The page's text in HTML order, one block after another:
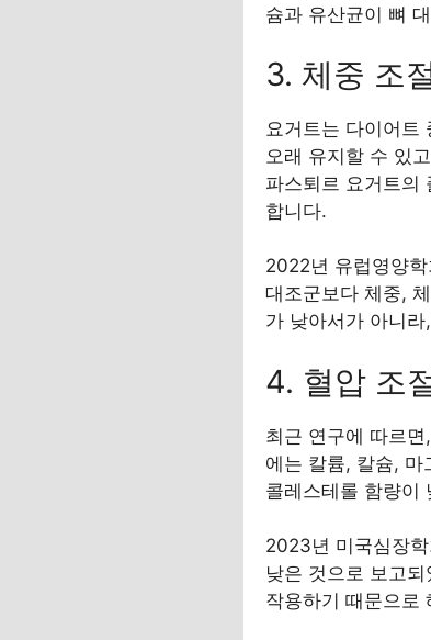
슘과 유산균이 뼈
3. 체중 조
요거트는 다이어트
오래 유지할 수 있
파스퇴르 요거트의
합니다.
2022년 유럽영양
대조군보다 체중,
가 낮아서가 아니
4. 혈압 조
최근 연구에 따르
에는 칼륨, 칼슘, 마
콜레스테롤 함량이
2023년 미국심장
낮은 것으로 보고
작용하기 때문으로